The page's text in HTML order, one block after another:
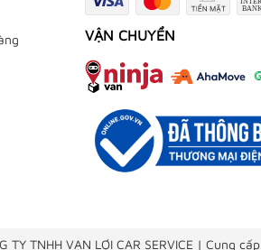
VẬN CHUYỂN
TNHH VẠN LỢI CAR SERVICE | Cung